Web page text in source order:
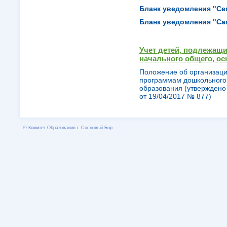
Бланк уведомления
Бланк уведомления
Учет детей,
начального общего,
Положение об
программам
образования
от 19/04/2017 № 877)
© Комитет Образования г. Сосновый Бор